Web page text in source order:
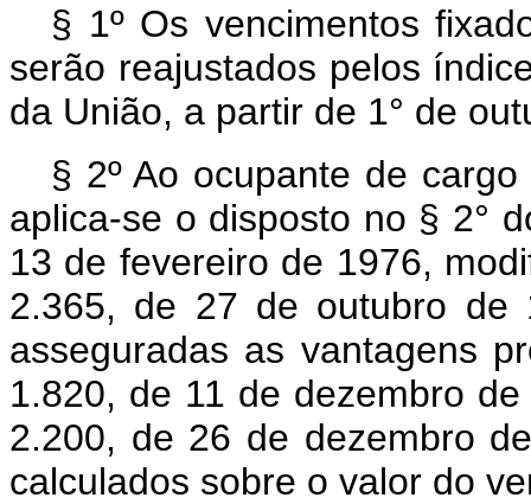
§ 1º Os vencimentos
serão reajustados pelos
da União, a partir de 1° de
§ 2º Ao ocupante de
aplica-se o disposto no § 2°
13 de fevereiro de 1976,
2.365, de 27 de outubro de
asseguradas as vantagens
1.820, de 11 de dezembro
2.200, de 26 de dezembro
calculados sobre o valor do